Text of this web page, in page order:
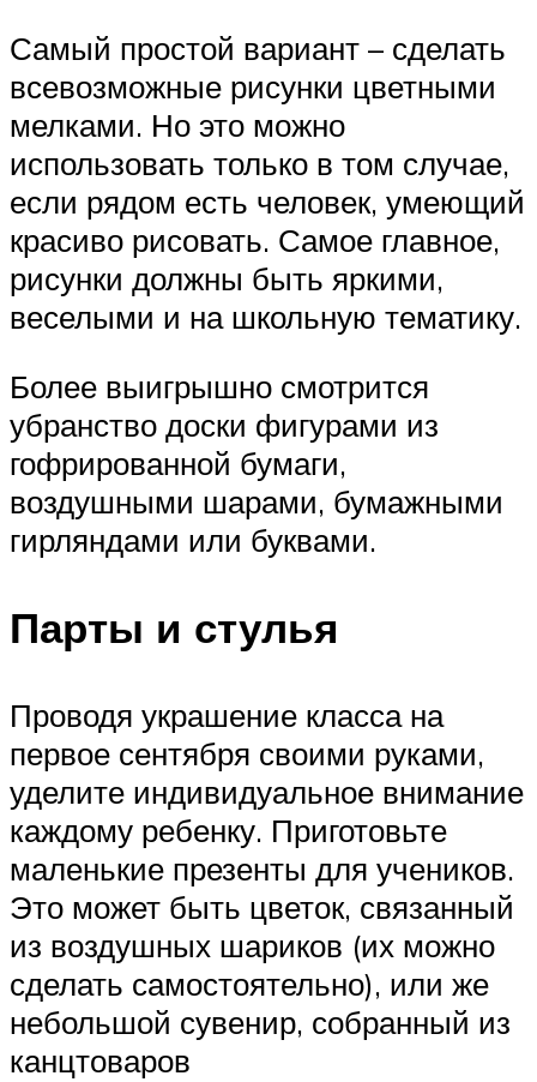
Самый простой вариант – сделать
всевозможные рисунки цветными
мелками. Но это можно
использовать только в том случае,
если рядом есть человек, умеющий
красиво рисовать. Самое главное,
рисунки должны быть яркими,
веселыми и на школьную тематику.
Более выигрышно смотрится
убранство доски фигурами из
гофрированной бумаги,
воздушными шарами, бумажными
гирляндами или буквами.
Парты и стулья
Проводя украшение класса на
первое сентября своими руками,
уделите индивидуальное внимание
каждому ребенку. Приготовьте
маленькие презенты для учеников.
Это может быть цветок, связанный
из воздушных шариков (их можно
сделать самостоятельно), или же
небольшой сувенир, собранный из
канцтоваров